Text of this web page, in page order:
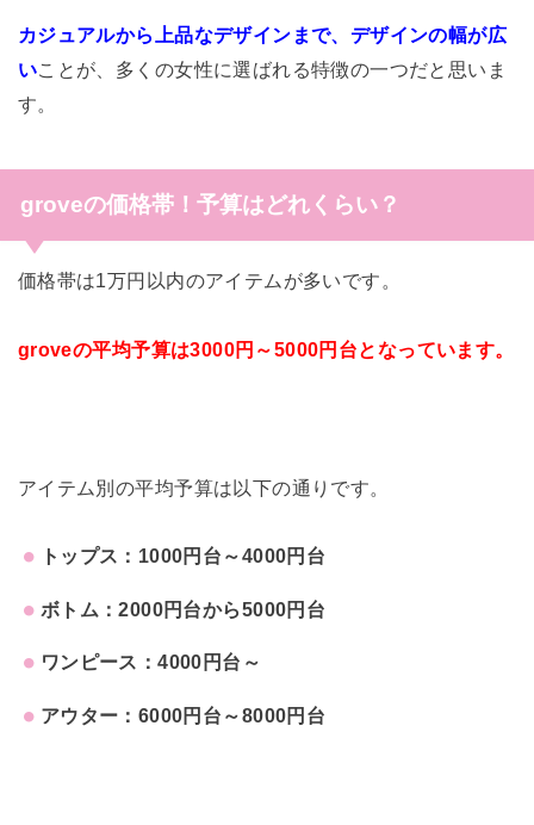
カジュアルから上品なデザインまで、デザインの幅が広
いことが、多くの女性に選ばれる特徴の一つだと思いま
す。
groveの価格帯！予算はどれくらい？
価格帯は1万円以内のアイテムが多いです。
groveの平均予算は3000円～5000円台となっています。
アイテム別の平均予算は以下の通りです。
トップス：1000円台～4000円台
ボトム：2000円台から5000円台
ワンピース：4000円台～
アウター：6000円台～8000円台